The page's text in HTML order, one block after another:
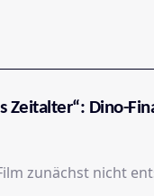
Zeitalter“: Dino-
zunächst nicht